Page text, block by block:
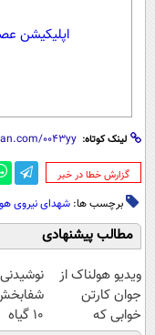
اپلیکیشن
لینک کوتاه:
‌گزارش خطا در خبر
برچسب ها: شهدای نیروی
مطالب پیشنهادی
ویدیو هولناک از
جوان کارتن
خوابی که
نوشیدنی
10 گیاه